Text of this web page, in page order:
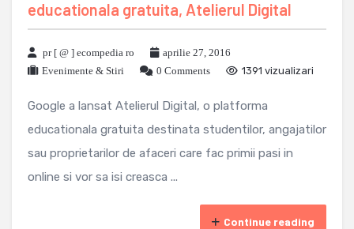
educationala gratuita, Atelierul Digital
pr [ @ ] ecompedia ro
aprilie 27, 2016
Evenimente & Stiri
0 Comments 1391 vizualizari
Google a lansat Atelierul Digital, o platforma
educationala gratuita destinata studentilor, angajatilor
sau proprietarilor de afaceri care fac primii pasi in
online si vor sa isi creasca ...
Continue reading